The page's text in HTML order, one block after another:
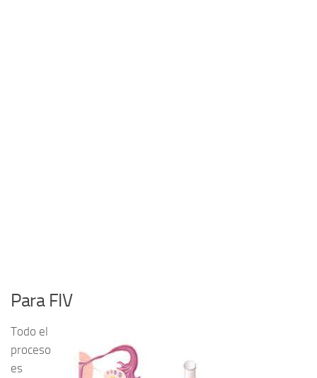
Para FIV
Todo el
proceso
es